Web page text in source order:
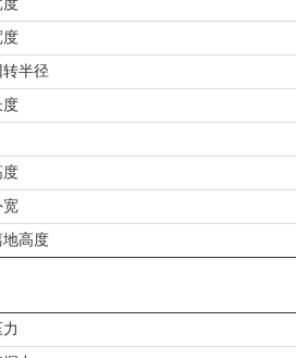
度
度
半径
度
度
宽
高度